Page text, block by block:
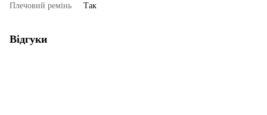
Плечовий ремінь
Так
Відгуки